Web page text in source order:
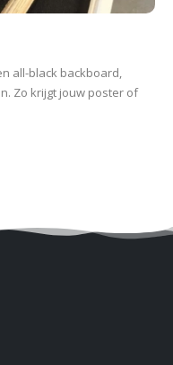
all-black backboard,
Zo krijgt jouw poster of